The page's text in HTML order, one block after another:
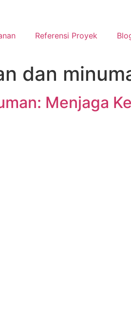
Referensi Proyek
dan
Menjaga